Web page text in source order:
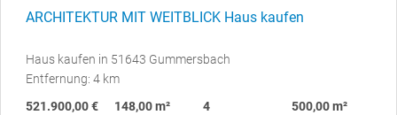
ARCHITEKTUR MIT WEITBLICK Haus kaufen
Haus kaufen in 51643 Gummersbach
Entfernung: 4 km
521.900,00 €
148,00 m²
4
500,00 m²